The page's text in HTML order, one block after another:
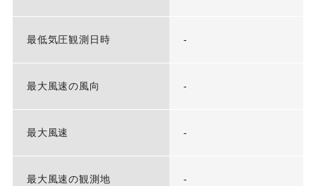
最低気圧観測日時 -
最大風速の風向 -
最大風速 -
最大風速の観測地 -